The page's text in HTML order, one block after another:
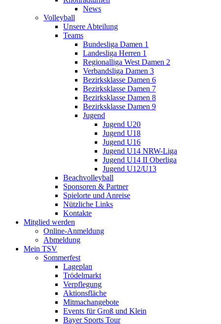
News
Volleyball
Unsere Abteilung
Teams
Bundesliga Damen 1
Landesliga Herren 1
Regionalliga West Damen 2
Verbandsliga Damen 3
Bezirksklasse Damen 6
Bezirksklasse Damen 7
Bezirksklasse Damen 8
Bezirksklasse Damen 9
Jugend
Jugend U20
Jugend U18
Jugend U16
Jugend U14 NRW-Liga
Jugend U14 II Oberliga
Jugend U12/U13
Beachvolleyball
Sponsoren & Partner
Spielorte und Anreise
Nützliche Links
Kontakte
Mitglied werden
Online-Anmeldung
Abmeldung
Mein TSV
Sommerfest
Lageplan
Trödelmarkt
Verpflegung
Aktionsfläche
Mitmachangebote
Events für Groß und Klein
Bayer Sports Tour